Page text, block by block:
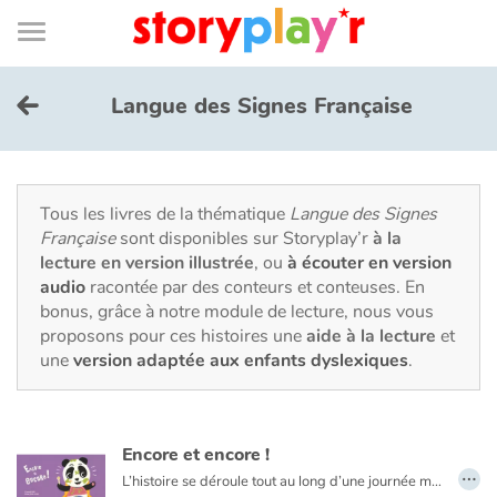
Connexion
Bibliothèque
de
page
Menu
Je me connecte
Tester gratuitement
Bibliothèque
Prix
Contes d'ici et d'ailleurs
Langue des Signes Française
Tous les livres de la thématique Langue des Signes
Françaisesont disponibles sur Storyplay’rà la
lecture en version illustrée, ou à écouter en version
audio racontée par des conteurs et conteuses. En
bonus, grâce à notre module de lecture, nous vous
proposons pour ces histoires uneaide à la lecture et
uneversion adaptée aux enfants dyslexiques.
Encore et encore !
L’histoire se déroule tout au long d’une journée mettant en scène le quotidien de Lou, un bébé bien entouré par des parents très bienveillants.
…